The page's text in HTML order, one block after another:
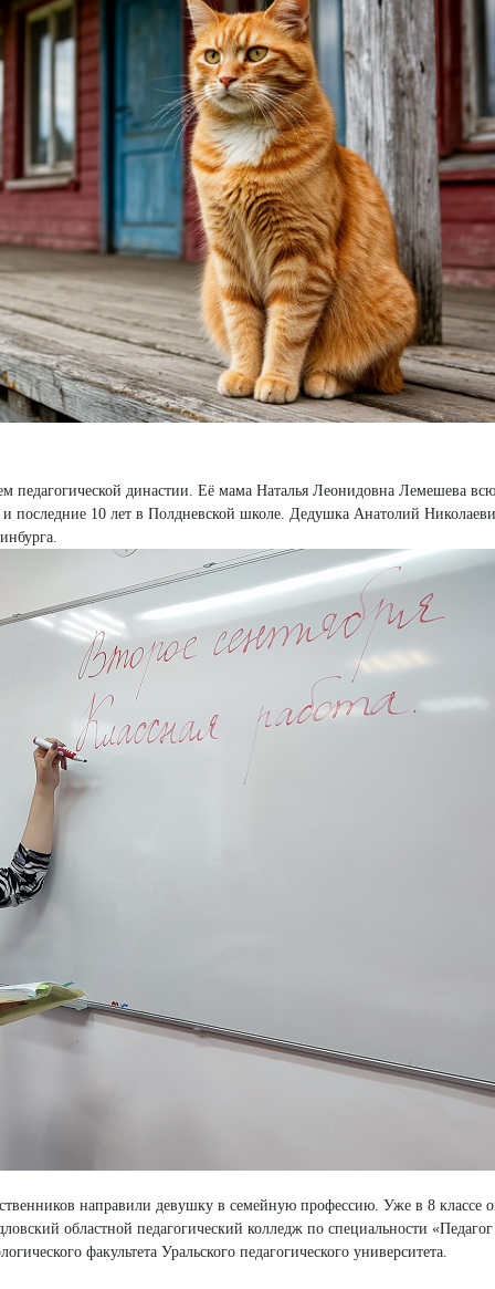
педагогической династии. Её мама Наталья Леонидовна Лемешева
последние 10 лет в Полдневской школе. Дедушка Анатолий
направили девушку в семейную профессию. Уже в 8 классе
областной педагогический колледж по специальности «Педагог
факультета Уральского педагогического университета.